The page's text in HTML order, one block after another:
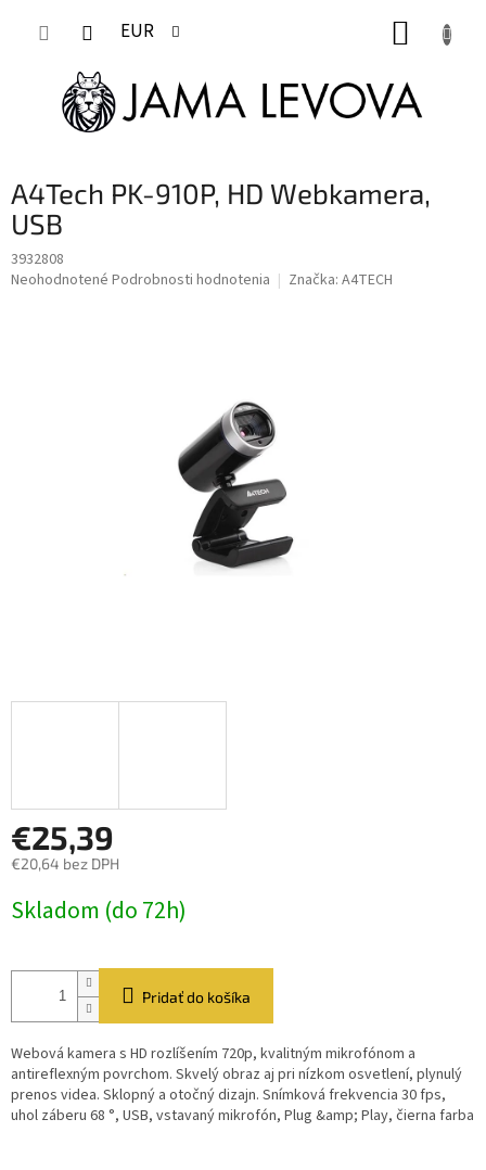
EUR
A4Tech PK-910P, HD Webkamera,
USB
3932808
Priemerné
Neohodnotené Podrobnosti hodnotenia Značka: A4TECH
€25,39
€20,64 bez DPH
cena:
Skladom (do 72h)
Pridať do košíka
Webová kamera s HD rozlíšením 720p, kvalitným mikrofónom a
antireflexným povrchom. Skvelý obraz aj pri nízkom osvetlení, plynulý
prenos videa. Sklopný a otočný dizajn. Snímková frekvencia 30 fps,
uhol záberu 68 °, USB, vstavaný mikrofón, Plug &amp; Play, čierna farba